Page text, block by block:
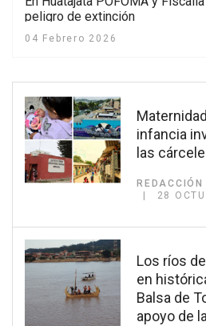
peligro de extinción
04 Febrero 2026
infancia
las
REDACCIÓN
28
Los ríos
en
Balsa de
apoyo de